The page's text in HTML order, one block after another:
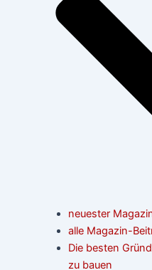
neuester
alle Magazin-
Die besten
zu bauen